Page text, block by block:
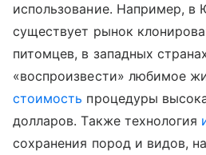
использование. Например,
существует рынок
питомцев, в западных
«воспроизвести» любимое
стоимость процедуры
долларов. Также технология
сохранения пород и видов,